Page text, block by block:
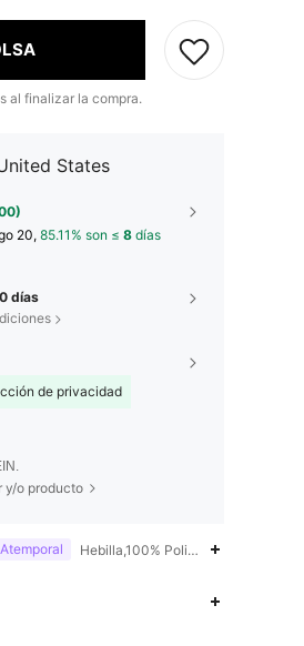
al finalizar la compra.
States
20, 85.11% son ≤ 8 días
días
de privacidad
y/o producto
Hebilla,100% Poliuretano,ligero